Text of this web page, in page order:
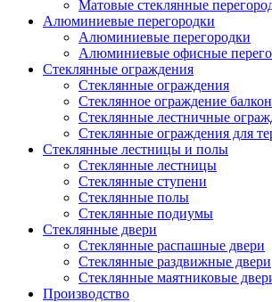
Матовые стеклянные
Алюминиевые перегородки
Алюминиевые перегородки
Алюминиевые офисные
Стеклянные ограждения
Стеклянные ограждения
Стеклянное ограждение
Стеклянные лестничные
Стеклянные ограждения для
Стеклянные лестницы и полы
Стеклянные лестницы
Стеклянные ступени
Стеклянные полы
Стеклянные подиумы
Стеклянные двери
Стеклянные распашные двери
Стеклянные раздвижные двери
Стеклянные маятниковые
Производство